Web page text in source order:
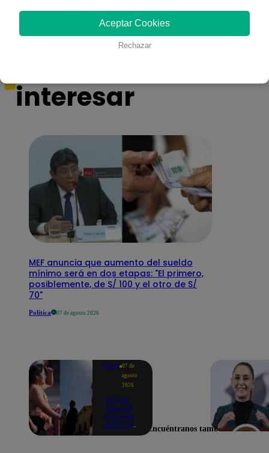
También te puede
interesar
MEF anuncia que aumento del sueldo
mínimo será en dos etapas: "El primero,
posiblemente, de S/ 100 y el otro de S/
70"
Política 07 de agosto 2026
Lima 07 de
agosto
2026
Ola de
calor se
extiende
hasta el
Aceptar Cookies
Rechazar
Encuéntranos también en